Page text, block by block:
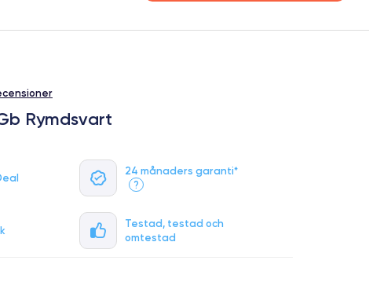
Rymdsvart
24 månaders garanti*
?
Testad, testad och
omtestad